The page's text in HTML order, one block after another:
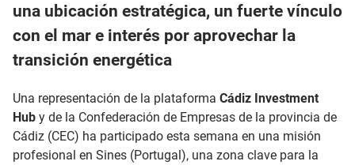
una ubicación estratégica, un fuerte vínculo
con el mar e interés por aprovechar la
transición energética
Una representación de la plataforma Cádiz Investment
Hub y de la Confederación de Empresas de la provincia de
Cádiz (CEC) ha participado esta semana en una misión
profesional en Sines (Portugal), una zona clave para la